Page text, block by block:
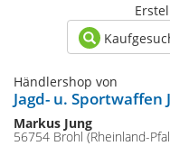
Händlershop von
Jagd- u. Sportwaffen
Markus Jung
56754 Brohl (Rheinland-